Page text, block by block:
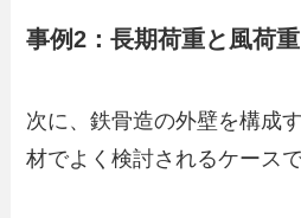
事例2：長期荷重と風荷重
次に、鉄骨造の外壁を構成
材でよく検討されるケースで